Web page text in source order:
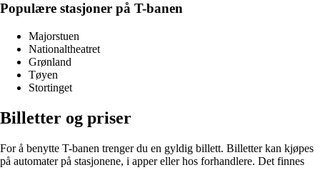
Populære stasjoner på T-banen
Majorstuen
Nationaltheatret
Grønland
Tøyen
Stortinget
Billetter og priser
For å benytte T-banen trenger du en gyldig billett. Billetter kan kjøpes
på automater på stasjonene, i apper eller hos forhandlere. Det finnes